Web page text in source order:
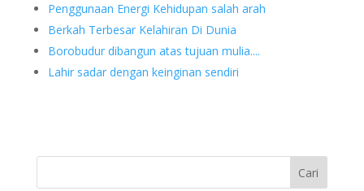
Penggunaan Energi Kehidupan salah arah
Berkah Terbesar Kelahiran Di Dunia
Borobudur dibangun atas tujuan mulia....
Lahir sadar dengan keinginan sendiri